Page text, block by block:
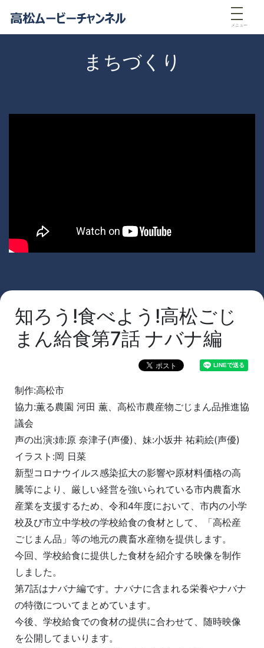
メニュー
まちづくり
知ろう!食べよう!高松ごじ
まん給食第7話 ナバナ編
制作:高松市
協力:薫る農園 河田 薫、高松市農産物ごじまん品推進協
議会
声の出演:姉:原 奈津子(声優)、妹:小坂井 祐莉絵(声優)
イラスト:岡 日菜
新型コロナウイルス感染拡大の影響や原材料価格の高
騰等により、厳しい経営を強いられている市内農畜水
産業を支援するため、令和4年度において、市内の小学
校及び市立中学校の学校給食の食材として、「高松産
ごじまん品」等の地元の農畜水産物を提供します。
今回、学校給食に提供した食材を紹介する映像を制作
しました。
第7話はナバナ編です。ナバナに含まれる栄養やナバナ
の特徴についてまとめています。
今後、学校給食での食材の提供に合わせて、随時映像
を公開してまいります。